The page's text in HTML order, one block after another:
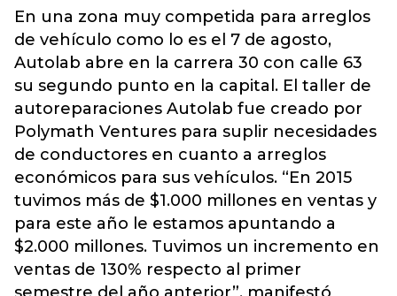
En una zona muy competida para arreglos
de vehículo como lo es el 7 de agosto,
Autolab abre en la carrera 30 con calle 63
su segundo punto en la capital. El taller de
autoreparaciones Autolab fue creado por
Polymath Ventures para suplir necesidades
de conductores en cuanto a arreglos
económicos para sus vehículos. “En 2015
tuvimos más de $1.000 millones en ventas y
para este año le estamos apuntando a
$2.000 millones. Tuvimos un incremento en
ventas de 130% respecto al primer